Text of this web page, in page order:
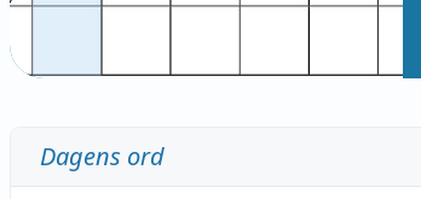
Dagens ord